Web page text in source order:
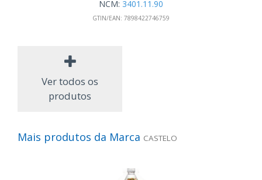
NCM: 3401.11.90
GTIN/EAN: 7898422746759
Ver todos os
produtos
Mais produtos da Marca CASTELO